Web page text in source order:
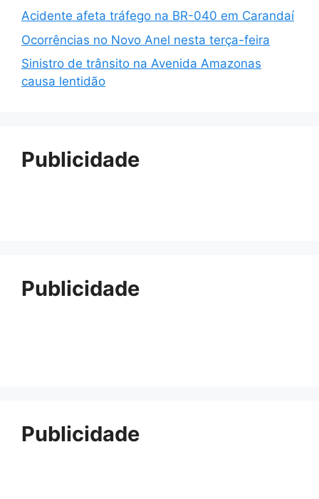
Acidente afeta tráfego na BR-040 em Carandaí
Ocorrências no Novo Anel nesta terça-feira
Sinistro de trânsito na Avenida Amazonas
causa lentidão
Publicidade
Publicidade
Publicidade